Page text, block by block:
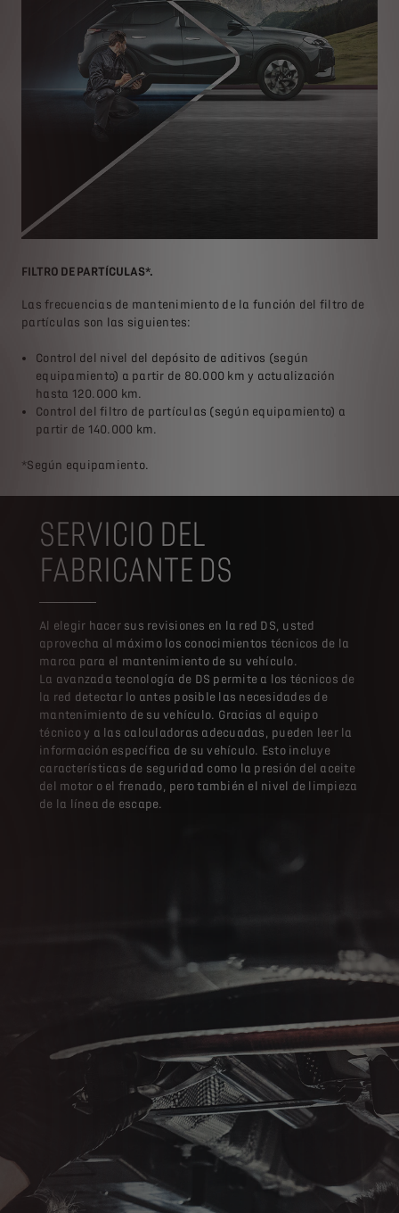
FILTRO DE PARTÍCULAS*.
Las frecuencias de mantenimiento de la función del filtro de
partículas son las siguientes:
Control del nivel del depósito de aditivos (según
equipamiento) a partir de 80.000 km y actualización
hasta 120.000 km.
Control del filtro de partículas (según equipamiento) a
partir de 140.000 km.
*Según equipamiento.
SERVICIO DEL
FABRICANTE DS
Al elegir hacer sus revisiones en la red DS, usted
aprovecha al máximo los conocimientos técnicos de la
marca para el mantenimiento de su vehículo.
La avanzada tecnología de DS permite a los técnicos de
la red detectar lo antes posible las necesidades de
mantenimiento de su vehículo. Gracias al equipo
técnico y a las calculadoras adecuadas, pueden leer la
información específica de su vehículo. Esto incluye
características de seguridad como la presión del aceite
del motor o el frenado, pero también el nivel de limpieza
de la línea de escape.